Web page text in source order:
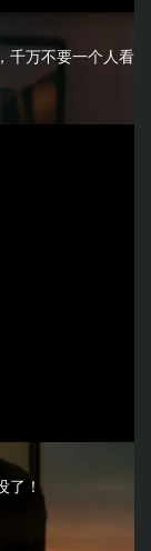
千万不要一个人看
了！